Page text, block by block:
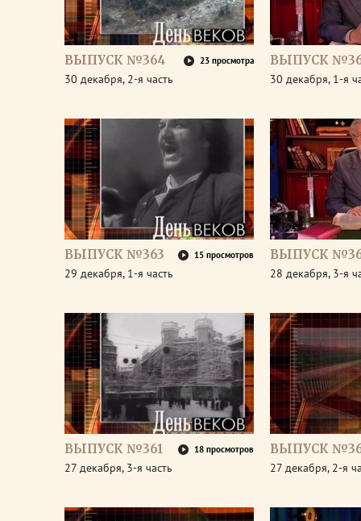
ВЫПУСК №364 23 просмотра
30 декабря, 2-я часть
ВЫПУСК
30 декабря, 1-я
ВЫПУСК №363 15 просмотров
29 декабря, 1-я часть
ВЫПУСК
28 декабря, 3-я
ВЫПУСК №361 18 просмотров
27 декабря, 3-я часть
ВЫПУСК
27 декабря, 2-я